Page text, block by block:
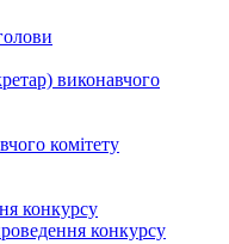
виконавчого
комітету
конкурсу
конкурсу